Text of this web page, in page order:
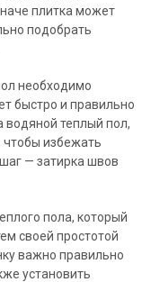
плитка может
подобрать
необходимо
быстро и правильно
водяной теплый пол,
избежать
— затирка швов
пола, который
своей простотой
важно правильно
установить